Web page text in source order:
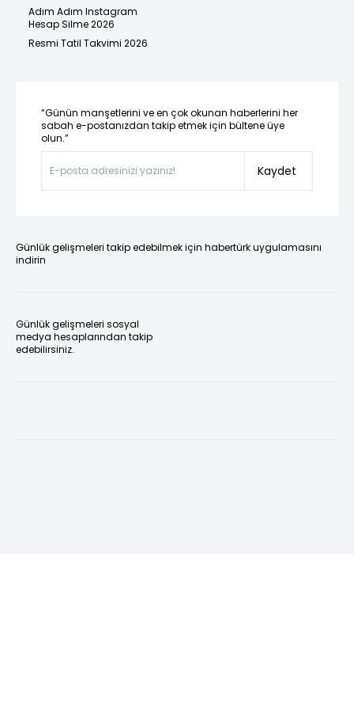
Adım Adım Instagram
Hesap Silme 2026
Resmi Tatil Takvimi 2026
“Günün manşetlerini ve en çok okunan haberlerini her
sabah e-postanızdan takip etmek için bültene üye
olun.”
Kaydet
Günlük gelişmeleri takip edebilmek için habertürk uygulamasını
indirin
Günlük gelişmeleri sosyal
medya hesaplarından takip
edebilirsiniz.